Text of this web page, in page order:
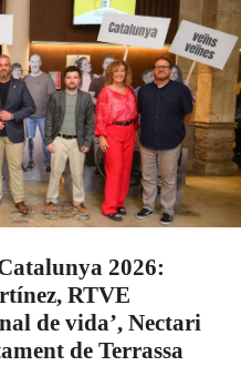
2026:
RTVE
de vida’, Nectari
de Terrassa